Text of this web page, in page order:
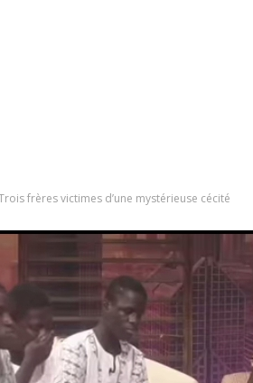
frères victimes d’une mystérieuse cécité